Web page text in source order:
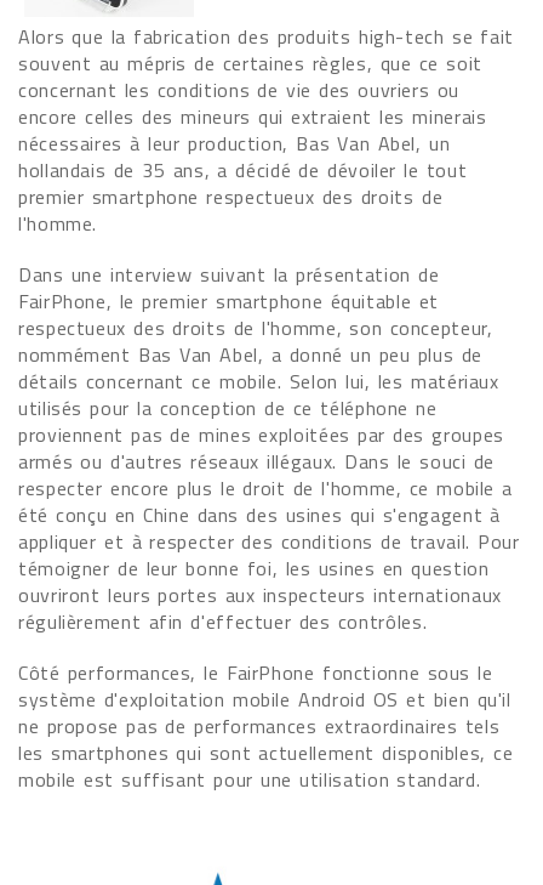
Alors que la fabrication des produits high-tech se fait
souvent au mépris de certaines règles, que ce soit
concernant les conditions de vie des ouvriers ou
encore celles des mineurs qui extraient les minerais
nécessaires à leur production, Bas Van Abel, un
hollandais de 35 ans, a décidé de dévoiler le tout
premier smartphone respectueux des droits de
l'homme.
Dans une interview suivant la présentation de
FairPhone, le premier smartphone équitable et
respectueux des droits de l'homme, son concepteur,
nommément Bas Van Abel, a donné un peu plus de
détails concernant ce mobile. Selon lui, les matériaux
utilisés pour la conception de ce téléphone ne
proviennent pas de mines exploitées par des groupes
armés ou d'autres réseaux illégaux. Dans le souci de
respecter encore plus le droit de l'homme, ce mobile a
été conçu en Chine dans des usines qui s'engagent à
appliquer et à respecter des conditions de travail. Pour
témoigner de leur bonne foi, les usines en question
ouvriront leurs portes aux inspecteurs internationaux
régulièrement afin d'effectuer des contrôles.
Côté performances, le FairPhone fonctionne sous le
système d'exploitation mobile Android OS et bien qu'il
ne propose pas de performances extraordinaires tels
les smartphones qui sont actuellement disponibles, ce
mobile est suffisant pour une utilisation standard.